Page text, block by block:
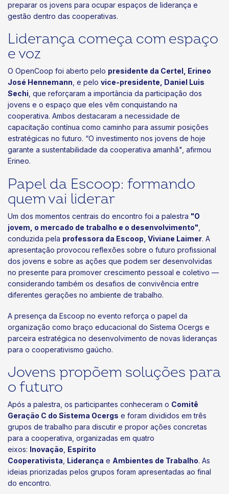
preparar os jovens para ocupar espaços de liderança e
gestão dentro das cooperativas.
Liderança começa com espaço
e voz
O OpenCoop foi aberto pelo presidente da Certel, Erineo
José Hennemann , e pelo vice-presidente, Daniel Luis
Sechi , que reforçaram a importância da participação dos
jovens e o espaço que eles vêm conquistando na
cooperativa. Ambos destacaram a necessidade de
capacitação contínua como caminho para assumir posições
estratégicas no futuro. “O investimento nos jovens de hoje
garante a sustentabilidade da cooperativa amanhã", afirmou
Erineo.
Papel da Escoop: formando
quem vai liderar
Um dos momentos centrais do encontro foi a palestra "O
jovem, o mercado de trabalho e o desenvolvimento"
conduzida pela professora da Escoop, Viviane Laimer. A
apresentação provocou reflexões sobre o futuro profissional
dos jovens e sobre as ações que podem ser desenvolvidas
no presente para promover crescimento pessoal e coletivo —
considerando também os desafios de convivência entre
diferentes gerações no ambiente de trabalho.
A presença da Escoop no evento reforça o papel da
organização como braço educacional do Sistema Ocergs e
parceira estratégica no desenvolvimento de novas lideranças
para o cooperativismo gaúcho.
Jovens propõem soluções para
o futuro
Após a palestra, os participantes conheceram o Comitê
Geração C do Sistema Ocergs e foram divididos em três
grupos de trabalho para discutir e propor ações concretas
para a cooperativa, organizadas em quatro
eixos: Inovação Espírito
Cooperativista Liderança e Ambientes de Trabalho. As
ideias priorizadas pelos grupos foram apresentadas ao final
do encontro.